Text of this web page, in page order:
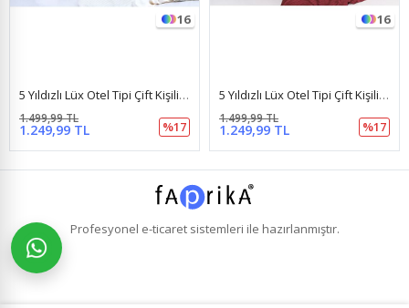
16
5 Yıldızlı Lüx Otel Tipi Çift Kişilik Lastikli Çizgili Pamuk Saten Nevresim Takımı Beyaz
1.249,99 TL
1.499,99 TL
%17
16
5 Yıldızlı Lüx Otel Tipi Çift Kişilik Lastikli Çizgili Pamuk Saten Nevresim Takımı Bordo
1.249,99 TL
1.499,99 TL
%17
Profesyonel e-ticaretsistemleri ile hazırlanmıştır.